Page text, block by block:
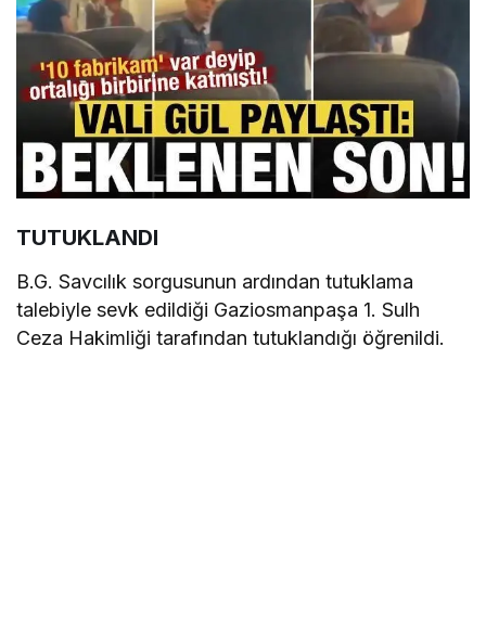
TUTUKLANDI
B.G. Savcılık sorgusunun ardından tutuklama
talebiyle sevk edildiği Gaziosmanpaşa 1. Sulh
Ceza Hakimliği tarafından tutuklandığı öğrenildi.